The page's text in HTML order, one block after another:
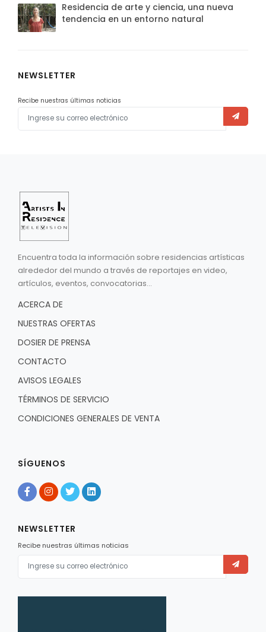
Residencia de arte y ciencia, una nueva
tendencia en un entorno natural
NEWSLETTER
Recibe nuestras últimas noticias
Encuentra toda la información sobre residencias artísticas
alrededor del mundo a través de reportajes en video,
artículos, eventos, convocatorias...
ACERCA DE
NUESTRAS OFERTAS
DOSIER DE PRENSA
CONTACTO
AVISOS LEGALES
TÉRMINOS DE SERVICIO
CONDICIONES GENERALES DE VENTA
SÍGUENOS
NEWSLETTER
Recibe nuestras últimas noticias